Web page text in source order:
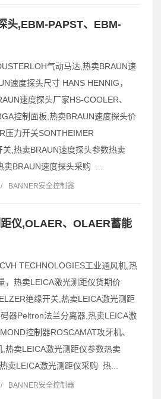
头,EBM-PAPST、EBM-
气动马达,热卖BRAUN速
速度探头尺寸 HANS HENNIG，
速度探头厂家HS-COOLER、
控制面板,热卖BRAUN速度探头价
压力开关SONTHEIMER
,热卖BRAUN速度探头参数热卖
BRAUN速度探头采购 ...
/ BANNER安全控制器
仪,OLAER、OLAER蓄能
TECHNOLOGIES工业通风机,热
，热卖LEICA激光测距仪货期价
绝缘开关,热卖LEICA激光测距
器Peltron法兰分离器,热卖LEICA激
控制器ROSCAMAT攻牙机、
热卖LEICA激光测距仪参数热卖
卖LEICA激光测距仪采购 热...
/ BANNER安全控制器